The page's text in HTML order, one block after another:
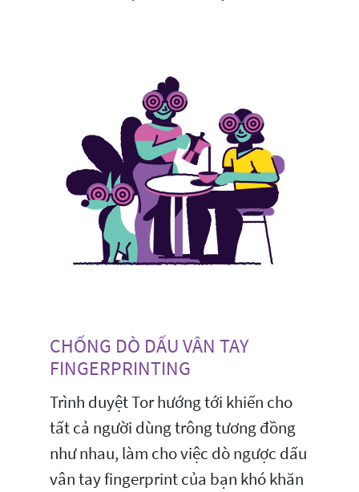
CHỐNG DÒ DẤU VÂN TAY
FINGERPRINTING
Trình duyệt Tor hướng tới khiến cho
tất cả người dùng trông tương đồng
như nhau, làm cho việc dò ngược dấu
vân tay fingerprint của bạn khó khăn